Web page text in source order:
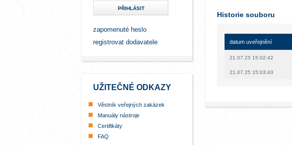
PŘIHLÁSIT
zapomenuté heslo
registrovat dodavatele
UŽITEČNÉ ODKAZY
Věstník veřejných zakázek
Manuály nástroje
Certifikáty
FAQ
Historie souboru
datum uveřejnění
21.07.25 15:02:42
21.07.25 15:03:43